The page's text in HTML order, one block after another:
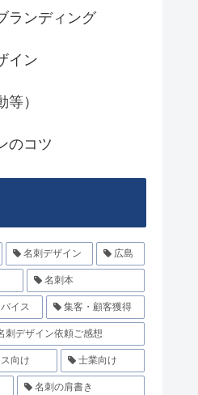
ランディング
イン
）
のコツ
名刺デザイン 広島
名刺本
イス 集客・顧客獲得
刺デザイン依頼ご感想
向け 士業向け
名刺の肩書き